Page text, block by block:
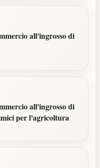
all'ingrosso di
all'ingrosso di
per l'agricoltura